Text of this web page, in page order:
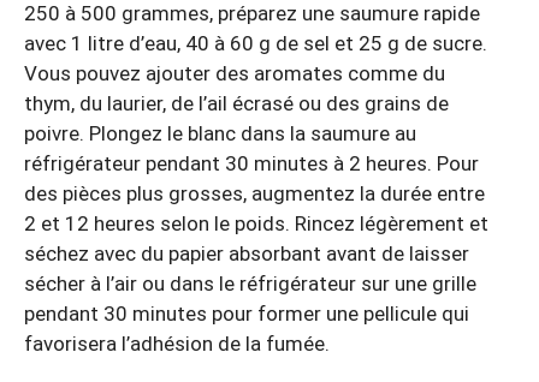
250 à 500 grammes, préparez une saumure rapide
avec 1 litre d’eau, 40 à 60 g de sel et 25 g de sucre.
Vous pouvez ajouter des aromates comme du
thym, du laurier, de l’ail écrasé ou des grains de
poivre. Plongez le blanc dans la saumure au
réfrigérateur pendant 30 minutes à 2 heures. Pour
des pièces plus grosses, augmentez la durée entre
2 et 12 heures selon le poids. Rincez légèrement et
séchez avec du papier absorbant avant de laisser
sécher à l’air ou dans le réfrigérateur sur une grille
pendant 30 minutes pour former une pellicule qui
favorisera l’adhésion de la fumée.